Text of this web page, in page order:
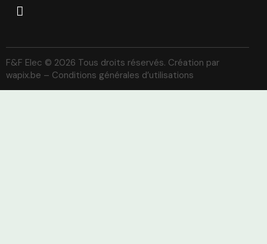
F&F Elec © 2026 Tous droits réservés. Création par
wapix.be – Conditions générales d’utilisations